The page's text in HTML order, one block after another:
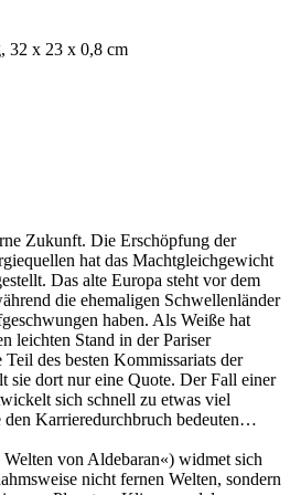
32 x 23 x 0,8 cm
Zukunft. Die Erschöpfung der
hat das Machtgleichgewicht
Das alte Europa steht vor dem
die ehemaligen Schwellenländer
haben. Als Weiße hat
leichten Stand in der Pariser
des besten Kommissariats der
sie dort nur eine Quote. Der Fall einer
sich schnell zu etwas viel
den Karrieredurchbruch bedeuten…
von Aldebaran«) widmet sich
nicht fernen Welten, sondern